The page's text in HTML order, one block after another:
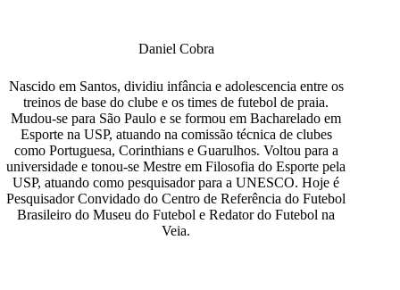
Daniel Cobra
Nascido em Santos, dividiu infância e adolescencia entre os
treinos de base do clube e os times de futebol de praia.
Mudou-se para São Paulo e se formou em Bacharelado em
Esporte na USP, atuando na comissão técnica de clubes
como Portuguesa, Corinthians e Guarulhos. Voltou para a
universidade e tonou-se Mestre em Filosofia do Esporte pela
USP, atuando como pesquisador para a UNESCO. Hoje é
Pesquisador Convidado do Centro de Referência do Futebol
Brasileiro do Museu do Futebol e Redator do Futebol na
Veia.